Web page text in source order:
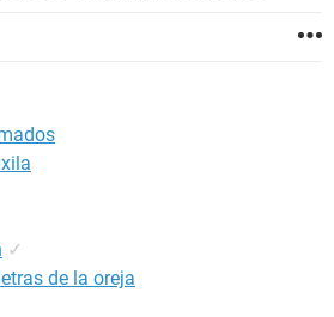
✓
de la oreja